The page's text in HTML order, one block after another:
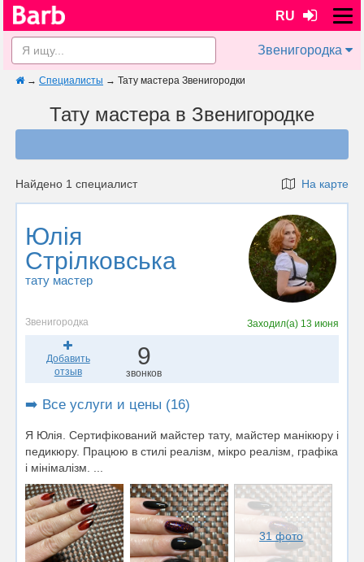
RU
Звенигородка
→ Специалисты → Тату мастера Звенигородки
Тату мастера в Звенигородке
Найдено 1 специалист На карте
Юлія
Стрілковська
тату мастер
Звенигородка Заходил(а) 13 июня
Добавить
отзыв
9
звонков
➡️ Все услуги и цены (16)
Я Юлія. Сертифікований майстер тату, майстер манікюру і
педикюру. Працюю в стилі реалізм, мікро реалізм, графіка
і мінімалізм. ...
31 фото